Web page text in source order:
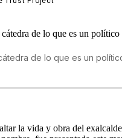
de lo que es un
la vida y obra del